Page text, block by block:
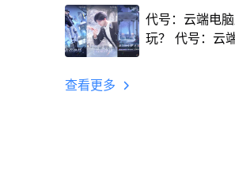
代号：云端电
玩？ 代号：云
查看更多